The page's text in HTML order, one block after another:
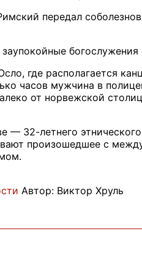
передал
богослужения
где располагается
часов мужчина в
от норвежской
— 32-летнего
произошедшее с
Автор: Виктор Хруль